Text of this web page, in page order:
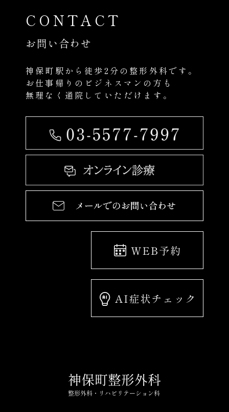
CONTACT
お問い合わせ
神保町駅から徒歩2分の整形外科です。
お仕事帰りのビジネスマンの方も
無理なく通院していただけます。